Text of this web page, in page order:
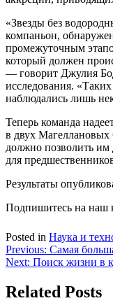
«Звезды без
компаньон,
промежуточным
который должен
— говорит Джулия
исследования.
наблюдались лишь
Теперь команда
в двух
должно позволить им
для
Результаты
Подпишитесь на наш
Posted in Наука и
Навигация
по
записям
Previous: Самая
Next: Поиск жизни в
Related Posts